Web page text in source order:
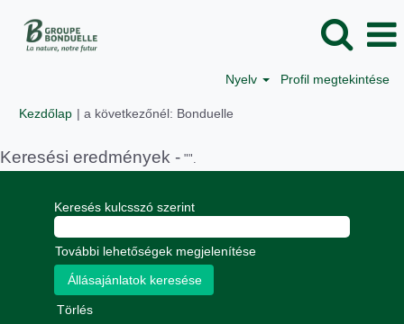
Nyelv Profil megtekintése
Kezdőlap | a következőnél: Bonduelle
Keresési eredmények - "".
Keresés kulcsszó szerint
További lehetőségek megjelenítése
Törlés